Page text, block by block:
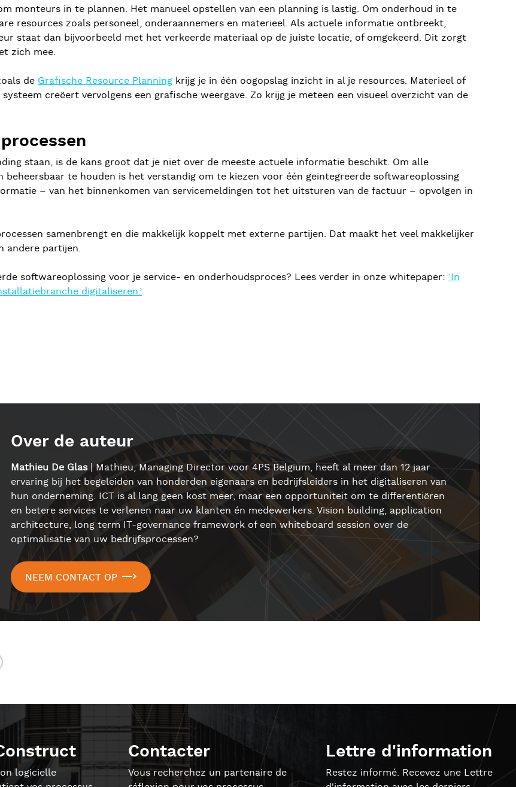
monteurs in te plannen. Het manueel opstellen van een planning is lastig. Om onderhoud in te
resources zoals personeel, onderaannemers en materieel. Als actuele informatie ontbreekt,
staat dan bijvoorbeeld met het verkeerde materiaal op de juiste locatie, of omgekeerd. Dit zorgt
zich mee.
de Grafische Resource Planning krijg je in één oogopslag inzicht in al je resources. Materieel of
creëert vervolgens een grafische weergave. Zo krijg je meteen een visueel overzicht van de
staan, is de kans groot dat je niet over de meeste actuele informatie beschikt. Om alle
te houden is het verstandig om te kiezen voor één geïntegreerde softwareoplossing
– van het binnenkomen van servicemeldingen tot het uitsturen van de factuur – opvolgen in
samenbrengt en die makkelijk koppelt met externe partijen. Dat maakt het veel makkelijker
andere partijen.
softwareoplossing voor je service- en onderhoudsproces? Lees verder in onze whitepaper: ‘In
digitaliseren.’
Over de auteur
Mathieu De Glas| Mathieu, Managing Director voor 4PS Belgium, heeft al meer dan 12 jaar
ervaring bij het begeleiden van honderden eigenaars en bedrijfsleiders in het digitaliseren van
hun onderneming. ICT is al lang geen kost meer, maar een opportuniteit om te differentiëren
en betere services te verlenen naar uw klanten én medewerkers. Vision building, application
architecture, long term IT-governance framework of een whiteboard session over de
optimalisatie van uw bedrijfsprocessen?
NEEM CONTACT OP
logicielle
Contacter
Vous recherchez un partenaire de
Lettre d'information
Restez informé. Recevez une Lettre